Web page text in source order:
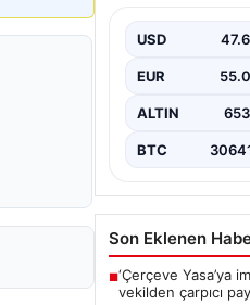
belli oldu
USD
EUR
ALTIN
BTC
Son Eklenen
■‘Çerçeve Yasa’ya
vekilden çarpıcı